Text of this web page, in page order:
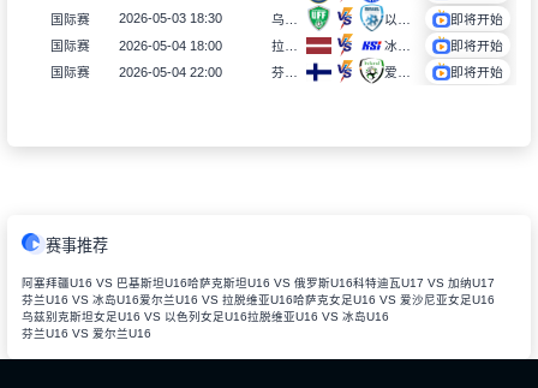
国际赛
2026-05-03 18:30
即将开始
国际赛
2026-05-04 18:00
即将开始
国际赛
2026-05-04 22:00 即将开始
赛事推荐
阿塞拜疆U16 VS 巴基斯坦U16哈萨克斯坦U16 VS 俄罗斯U16科特迪瓦U17 VS 加纳U17
芬兰U16 VS 冰岛U16爱尔兰U16 VS 拉脱维亚U16哈萨克女足U16 VS 爱沙尼亚女足U16
乌兹别克斯坦女足U16 VS 以色列女足U16拉脱维亚U16 VS 冰岛U16
芬兰U16 VS 爱尔兰U16